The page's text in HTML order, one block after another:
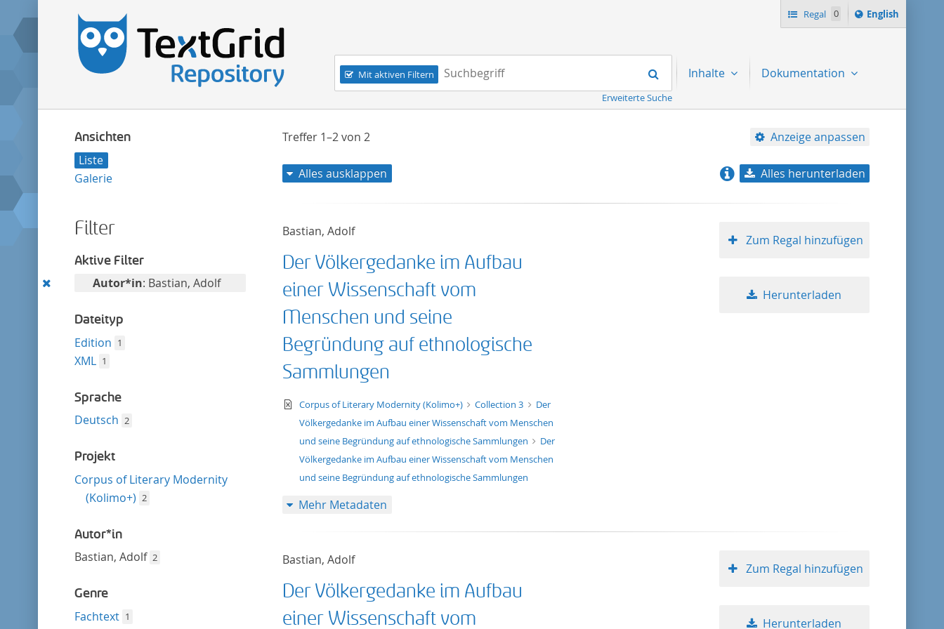
Regal 0
Switch
language
English
Navigation
Mit aktiven Filtern
Suchbegriff:
Suchen
Erweiterte Suche
Inhalte Dokumentation
Ansichten
Liste
Galerie
Filter
Aktive Filter
Diesen
entfernen
Autor*in: Bastian, Adolf
Dateityp
Edition 1
XML 1
Sprache
Deutsch 2
Projekt
Corpus of Literary Modernity
(Kolimo+) 2
Autor*in
Bastian, Adolf 2
Genre
Fachtext 1
Treffer 1–2von 2 Anzeige anpassen
Titel aufsteigend
Alles ausklappen Alles herunterladen
Bastian, Adolf
Der Völkergedanke im Aufbau
einer Wissenschaft vom
Menschen und seine
Begründung auf ethnologische
Sammlungen
text/xml
Corpus of Literary Modernity (Kolimo+) Collection 3
Der
Völkergedanke im Aufbau einer Wissenschaft vom Menschen
und seine Begründung auf ethnologische Sammlungen
Der
Völkergedanke im Aufbau einer Wissenschaft vom Menschen
und seine Begründung auf ethnologische Sammlungen
Zum Regal hinzufügen
Herunterladen
Mehr Metadaten
Bastian, Adolf
Der Völkergedanke im Aufbau
einer Wissenschaft vom
Zum Regal hinzufügen
Herunterladen